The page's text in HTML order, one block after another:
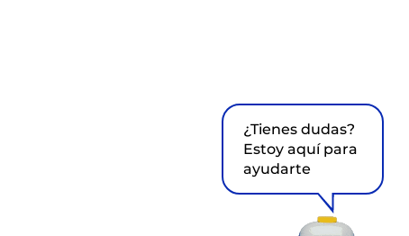
¿Tienes dudas?
Estoy aquí para
ayudarte